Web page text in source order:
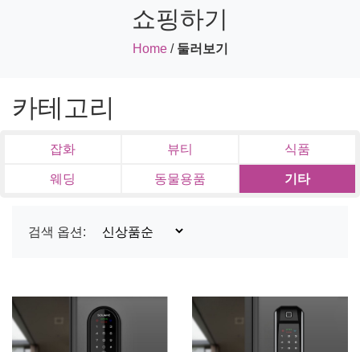
쇼핑하기
Home/ 둘러보기
카테고리
잡화 뷰티 식품
웨딩 동물용품 기타
검색 옵션: